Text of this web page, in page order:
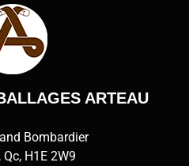
ARTEAU
Bombardier
H1E 2W9